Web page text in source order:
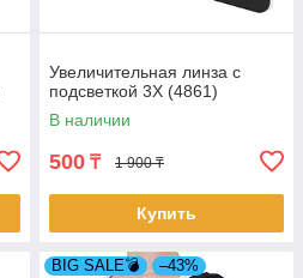
Увеличительная линза с
подсветкой 3Х (4861)
В наличии
500 ₸ 1 900 ₸
Купить
BIG SALE💣 –43%